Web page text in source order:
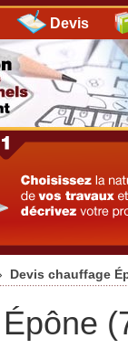
Devis
Devis chauffage